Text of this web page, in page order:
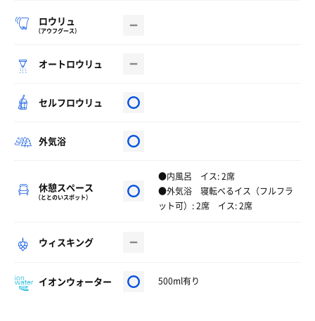
ロウリュ
（アウフグース）
オートロウリュ
セルフロウリュ
外気浴
休憩スペース
（ととのいスポット）
●内風呂 イス: 2席
●外気浴 寝転べるイス（フルフラ
ット可）: 2席 イス: 2席
ウィスキング
イオンウォーター 500ml有り